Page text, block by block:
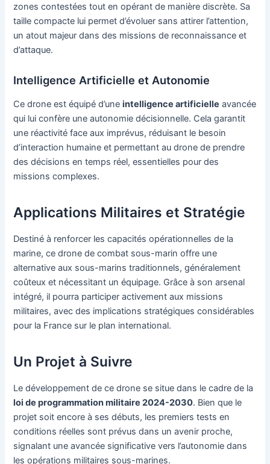
zones contestées tout en opérant de manière discrète. Sa
taille compacte lui permet d’évoluer sans attirer l’attention,
un atout majeur dans des missions de reconnaissance et
d’attaque.
Intelligence Artificielle et Autonomie
Ce drone est équipé d’uneintelligence artificielle avancée
qui lui confère une autonomie décisionnelle. Cela garantit
une réactivité face aux imprévus, réduisant le besoin
d’interaction humaine et permettant au drone de prendre
des décisions en temps réel, essentielles pour des
missions complexes.
Applications Militaires et Stratégie
Destiné à renforcer les capacités opérationnelles de la
marine, ce drone de combat sous-marin offre une
alternative aux sous-marins traditionnels, généralement
coûteux et nécessitant un équipage. Grâce à son arsenal
intégré, il pourra participer activement aux missions
militaires, avec des implications stratégiques considérables
pour la France sur le plan international.
Un Projet à Suivre
Le développement de ce drone se situe dans le cadre de la
loi de programmation militaire 2024-2030. Bien que le
projet soit encore à ses débuts, les premiers tests en
conditions réelles sont prévus dans un avenir proche,
signalant une avancée significative vers l’autonomie dans
les opérations militaires sous-marines.